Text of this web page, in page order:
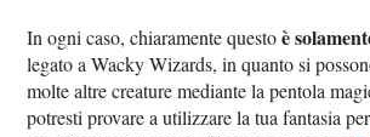
In ogni caso, chiaramente questoè
legato a Wacky Wizards, in quanto si
molte altre creature mediante la pentola
potresti provare a utilizzare la tua fantasia